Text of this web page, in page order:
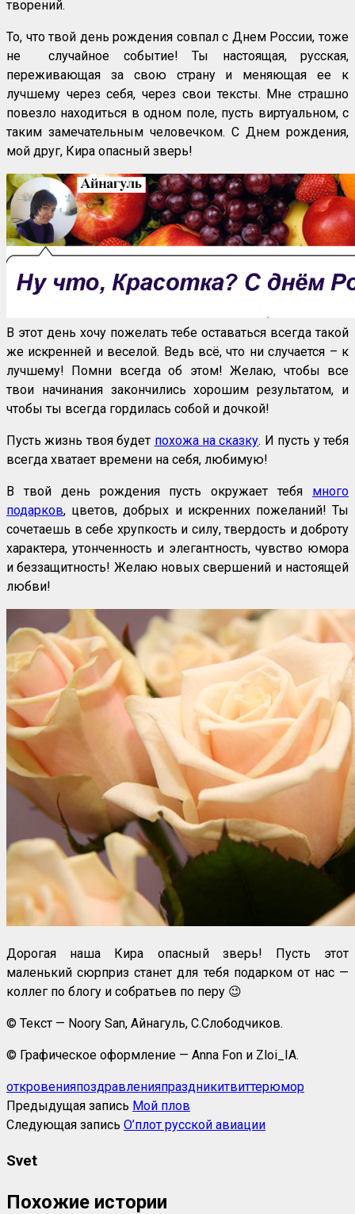
творений.
То, что твой день рождения совпал с Днем России, тоже
не случайное событие! Ты настоящая, русская,
переживающая за свою страну и меняющая ее к
лучшему через себя, через свои тексты. Мне страшно
повезло находиться в одном поле, пусть виртуальном, с
таким замечательным человечком. С Днем рождения,
мой друг, Кира опасный зверь!
В этот день хочу пожелать тебе оставаться всегда такой
же искренней и веселой. Ведь всё, что ни случается – к
лучшему! Помни всегда об этом! Желаю, чтобы все
твои начинания закончились хорошим результатом, и
чтобы ты всегда гордилась собой и дочкой!
Пусть жизнь твоя будет похожа на сказку. И пусть у тебя
всегда хватает времени на себя, любимую!
В твой день рождения пусть окружает тебя много
подарков, цветов, добрых и искренних пожеланий! Ты
сочетаешь в себе хрупкость и силу, твердость и доброту
характера, утонченность и элегантность, чувство юмора
и беззащитность! Желаю новых свершений и настоящей
любви!
Дорогая наша Кира опасный зверь! Пусть этот
маленький сюрприз станет для тебя подарком от нас —
коллег по блогу и собратьев по перу 😉
© Текст — Noory San, Айнагуль, С.Слободчиков.
© Графическое оформление — Anna Fon и Zloi_IA.
откровенияпоздравленияпраздникитвиттерюмор
Предыдущая запись Мой плов
Следующая запись О’плот русской авиации
Svet
Похожие истории